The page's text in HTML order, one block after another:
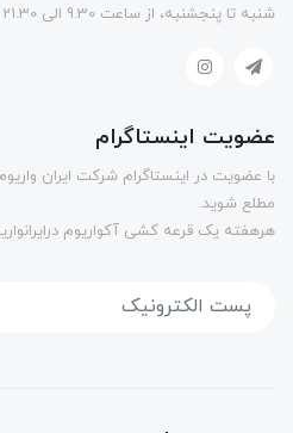
شنبه تا پنجشنبه، از ساعت 9.30 الی 21.30
عضویت اینستاگرام
با عضویت در اینستاگرام شرکت ایران
مطلع شوید.
هرهفته یک قرعه کشی آکواریوم